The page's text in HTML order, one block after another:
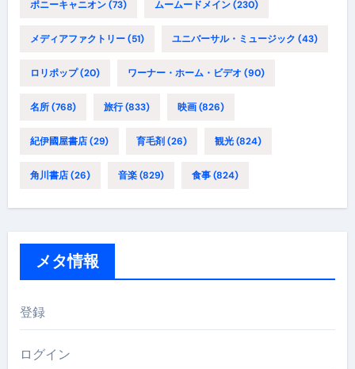
ポニーキャニオン(73) ムームードメイン(230)
メディアファクトリー(51) ユニバーサル・ミュージック (43)
ロリポップ(20) ワーナー・ホーム・ビデオ (90)
名所(768) 旅行(833) 映画(826)
紀伊國屋書店(29) 育毛剤 (26) 観光(824)
角川書店(26) 音楽(829) 食事(824)
メタ情報
登録
ログイン